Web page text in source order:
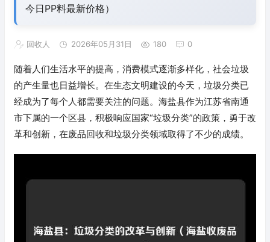
今日PP料最新价格）
回收人 2026年05月31日 180 0
随着人们生活水平的提高，消费模式逐渐多样化，社会垃圾
的产生量也日益增长。在生态文明建设的今天，垃圾分类已
经成为了每个人都需要关注的问题。海盐县作为江苏省南通
市下属的一个区县，积极响应国家“垃圾分类”的政策，勇于改
革和创新，在废品回收和垃圾分类领域取得了不少的成绩。